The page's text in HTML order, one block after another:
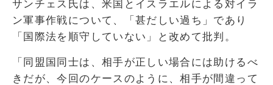
サンチェス氏は、米国とイスラエルによる対イラ
ン軍事作戦について、「甚だしい過ち」であり
「国際法を順守していない」と改めて批判。
「同盟国同士は、相手が正しい場合には助けるべ
きだが、今回のケースのように、相手が間違って